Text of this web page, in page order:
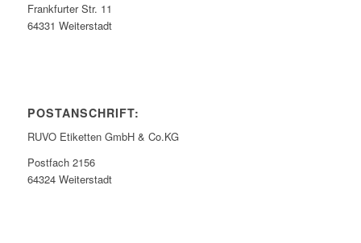
Frankfurter Str. 11
64331 Weiterstadt
POSTANSCHRIFT:
RUVO Etiketten GmbH & Co.KG
Postfach 2156
64324 Weiterstadt